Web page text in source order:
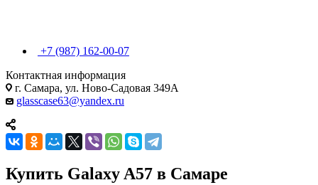
+7 (987) 162-00-07
Контактная информация
г. Самара, ул. Ново-Садовая 349А
glasscase63@yandex.ru
Купить Galaxy A57 в Самаре